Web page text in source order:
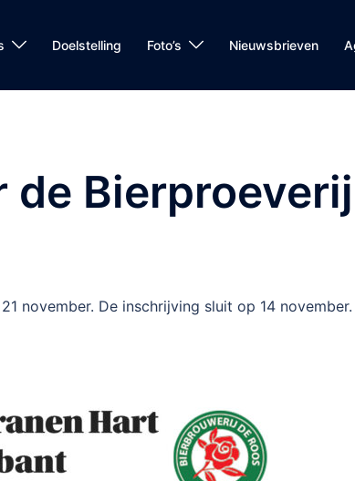
Doelstelling Foto’s Nieuwsbrieven
november. De inschrijving sluit op 14 november.